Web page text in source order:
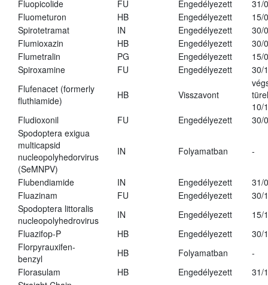
Fluopicolide
FU Engedélyezett
31/
Fluometuron
HB Engedélyezett
15/
Spirotetramat
IN Engedélyezett
30/
Flumioxazin
HB Engedélyezett
30/
Flumetralin
PG Engedélyezett
15/
Spiroxamine
FU Engedélyezett
30/
Flufenacet (formerly
fluthiamide)
HB Visszavont
10/
Fludioxonil
FU Engedélyezett
30/
Spodoptera exigua
multicapsid
nucleopolyhedorvirus
(SeMNPV)
IN Folyamatban -
Flubendiamide IN Engedélyezett
31/
Fluazinam
FU Engedélyezett
30/
Spodoptera littoralis
nucleopolyhedrovirus
IN Engedélyezett
15/
Fluazifop-P
HB Engedélyezett
30/
Florpyrauxifen-
benzyl
HB Folyamatban
-
Florasulam
HB Engedélyezett
31/